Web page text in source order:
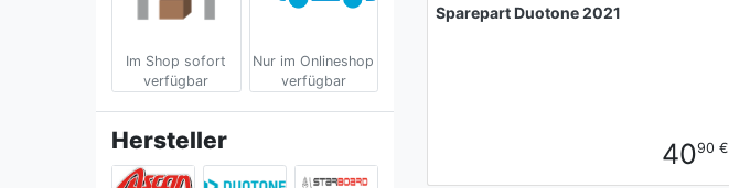
Im Shop sofort
verfügbar
Nur im Onlineshop
verfügbar
Hersteller
Sparepart Duotone 2021
4090 €